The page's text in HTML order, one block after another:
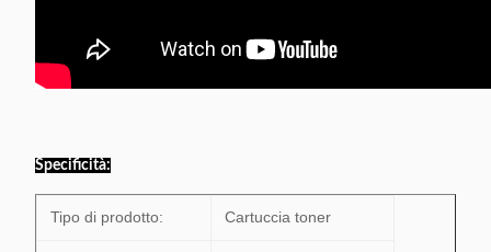
Specificità:
Tipo di prodotto: Cartuccia toner